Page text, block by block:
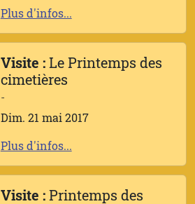
Plus d'infos...
Visite :Le Printemps des
cimetières
-
Dim. 21 mai 2017
Plus d'infos...
Visite :Printemps des